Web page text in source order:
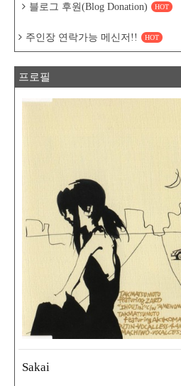
블로그 후원(Blog Donation) HOT
주인장 연락가능 메신저!! HOT
프로필
Sakai